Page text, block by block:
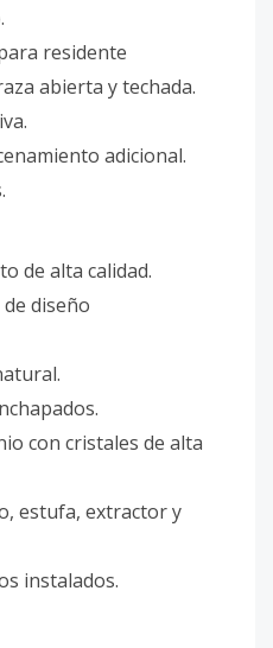
residente
abierta y techada.
adicional.
de alta calidad.
diseño
con cristales de alta
estufa, extractor y
instalados.